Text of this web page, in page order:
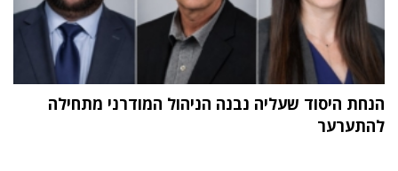
הנחת היסוד שעליה נבנה הניהול המודרני מתחילה
להתערער